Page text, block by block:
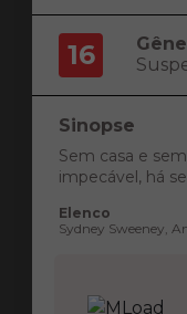
16
Sinopse
Sem casa e
impecável, há
Elenco
Sydney Sweeney,